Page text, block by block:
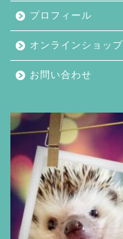
プロフィール
オンラインショップ
お問い合わせ